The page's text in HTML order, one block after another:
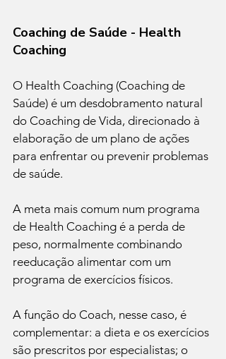
Coaching de Saúde - Health
Coaching
O Health Coaching (Coaching de
Saúde) é um desdobramento natural
do Coaching de Vida, direcionado à
elaboração de um plano de ações
para enfrentar ou prevenir problemas
de saúde.
A meta mais comum num programa
de Health Coaching é a perda de
peso, normalmente combinando
reeducação alimentar com um
programa de exercícios físicos.
A função do Coach, nesse caso, é
complementar: a dieta e os exercícios
são prescritos por especialistas; o